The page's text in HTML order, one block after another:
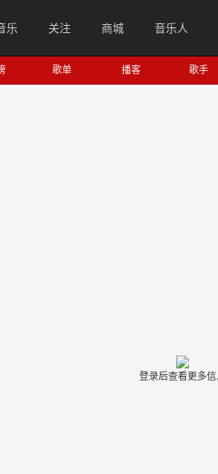
乐 关注 商城 音乐人
歌单 播客 歌手